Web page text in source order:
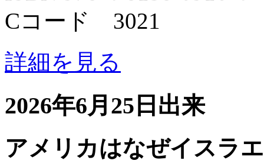
Cコード 3021
詳細を見る
2026年6月25日出来
アメリカはなぜイスラ